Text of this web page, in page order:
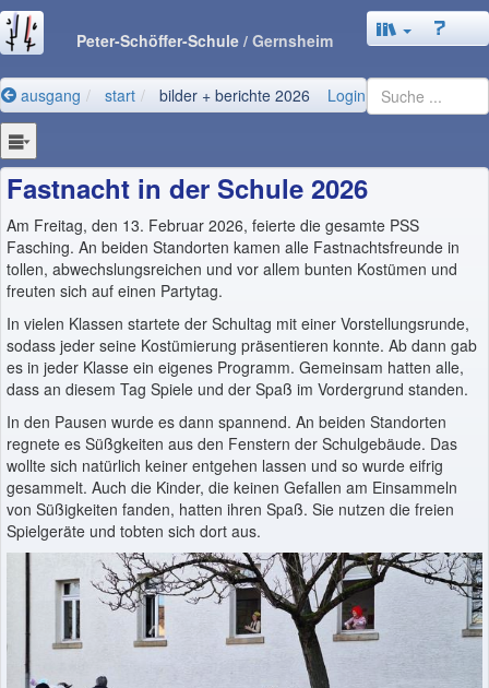
Peter-Schöffer-Schule / Gernsheim
ausgang start bilder + berichte 2026 Login
Fastnacht in der Schule 2026
Am Freitag, den 13. Februar 2026, feierte die gesamte PSS
Fasching. An beiden Standorten kamen alle Fastnachtsfreunde in
tollen, abwechslungsreichen und vor allem bunten Kostümen und
freuten sich auf einen Partytag.
In vielen Klassen startete der Schultag mit einer Vorstellungsrunde,
sodass jeder seine Kostümierung präsentieren konnte. Ab dann gab
es in jeder Klasse ein eigenes Programm. Gemeinsam hatten alle,
dass an diesem Tag Spiele und der Spaß im Vordergrund standen.
In den Pausen wurde es dann spannend. An beiden Standorten
regnete es Süßgkeiten aus den Fenstern der Schulgebäude. Das
wollte sich natürlich keiner entgehen lassen und so wurde eifrig
gesammelt. Auch die Kinder, die keinen Gefallen am Einsammeln
von Süßigkeiten fanden, hatten ihren Spaß. Sie nutzen die freien
Spielgeräte und tobten sich dort aus.